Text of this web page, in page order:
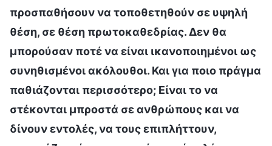
προσπαθήσουν να τοποθετηθούν σε υψηλή
θέση, σε θέση πρωτοκαθεδρίας. Δεν θα
μπορούσαν ποτέ να είναι ικανοποιημένοι ως
συνηθισμένοι ακόλουθοι. Και για ποιο πράγμα
παθιάζονται περισσότερο; Είναι το να
στέκονται μπροστά σε ανθρώπους και να
δίνουν εντολές, να τους επιπλήττουν,